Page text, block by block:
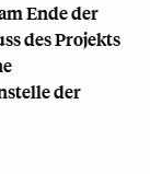
Ende der
des Projekts
der